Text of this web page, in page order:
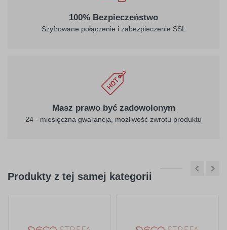
100% Bezpieczeństwo
Szyfrowane połączenie i zabezpieczenie SSL
Masz prawo być zadowolonym
24 - miesięczna gwarancja, możliwość zwrotu produktu
Produkty z tej samej kategorii